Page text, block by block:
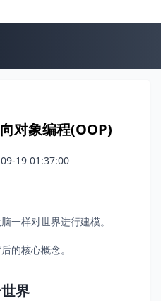
对象编程(OOP)
19 01:37:00
一样对世界进行建模。
的核心概念。
界